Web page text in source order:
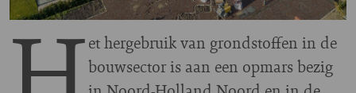
et hergebruik van grondstoffen in de
bouwsector is aan een opmars bezig